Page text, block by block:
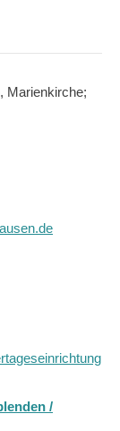
Marienkirche;
/